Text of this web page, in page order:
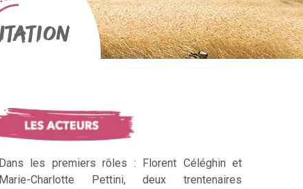
Dans les premiers rôles : Florent Céléghin et
Marie-Charlotte Pettini, deux trentenaires